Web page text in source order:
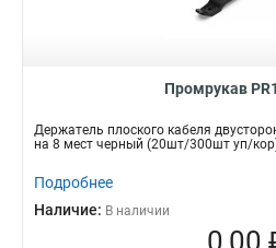
Промрукав
Держатель плоского кабеля
на 8 мест черный (20шт/300шт уп/
Подробнее
Наличие: В наличии
0,00